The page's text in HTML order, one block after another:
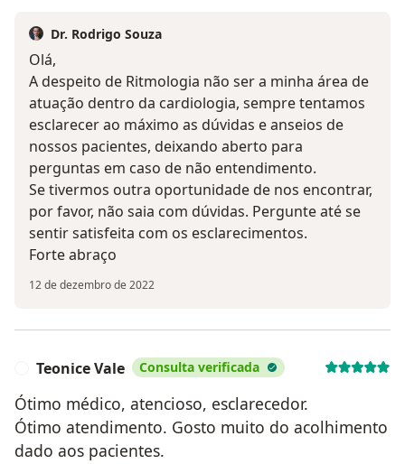
Dr. Rodrigo Souza
Olá,
A despeito de Ritmologia não ser a minha área de
atuação dentro da cardiologia, sempre tentamos
esclarecer ao máximo as dúvidas e anseios de
nossos pacientes, deixando aberto para
perguntas em caso de não entendimento.
Se tivermos outra oportunidade de nos encontrar,
por favor, não saia com dúvidas. Pergunte até se
sentir satisfeita com os esclarecimentos.
Forte abraço
12 de dezembro de 2022
Teonice Vale Consulta verificada
Ótimo médico, atencioso, esclarecedor.
Ótimo atendimento. Gosto muito do acolhimento
dado aos pacientes.